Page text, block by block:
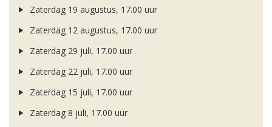
Zaterdag 19 augustus, 17.00 uur
Zaterdag 12 augustus, 17.00 uur
Zaterdag 29 juli, 17.00 uur
Zaterdag 22 juli, 17.00 uur
Zaterdag 15 juli, 17.00 uur
Zaterdag 8 juli, 17.00 uur